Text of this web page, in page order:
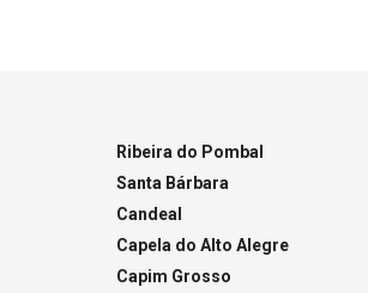
Ribeira do Pombal
Santa Bárbara
Candeal
Capela do Alto Alegre
Capim Grosso